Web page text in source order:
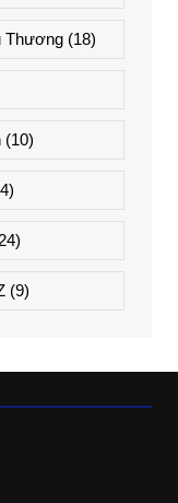
Thương(18)
(10)
(9)